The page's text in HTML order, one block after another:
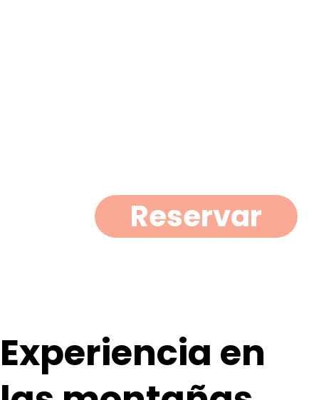
Reservar
Experiencia en